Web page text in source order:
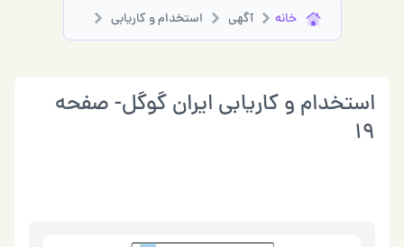
خانه آگهی استخدام و کاریابی
استخدام و کاریابی ایران گوگل- صفحه
19